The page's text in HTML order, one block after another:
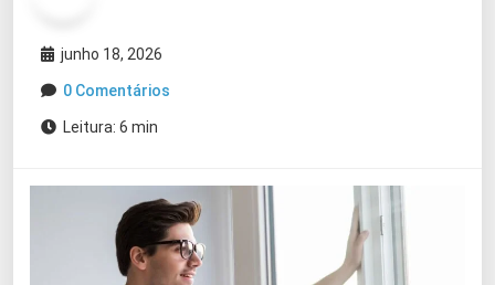
junho 18, 2026
0 Comentários
Leitura: 6 min